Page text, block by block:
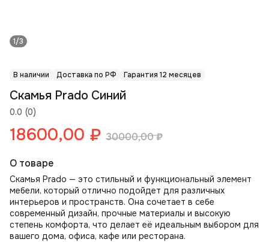
1/3
В наличии Доставка по РФ Гарантия 12 месяцев
0.0 (0)
Скамья Prado Синий
18600,00 ₽ 30000,00₽
О товаре
Скамья Prado — это стильный и функциональный элемент
мебели, который отлично подойдет для различных
интерьеров и пространств. Она сочетает в себе
современный дизайн, прочные материалы и высокую
степень комфорта, что делает её идеальным выбором для
вашего дома, офиса, кафе или ресторана.